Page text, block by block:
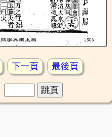
下一頁 最後頁